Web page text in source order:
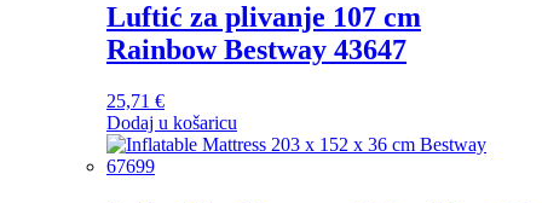
Luftić za plivanje 107 cm
Rainbow Bestway 43647
25,71 €
Dodaj u košaricu